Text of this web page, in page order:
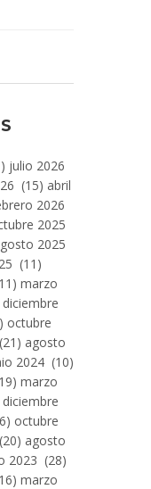
julio 2026
(15) abril
2026
2025
2025
(11)
marzo
octubre
agosto
2024 (10)
marzo
octubre
agosto
2023 (28)
marzo